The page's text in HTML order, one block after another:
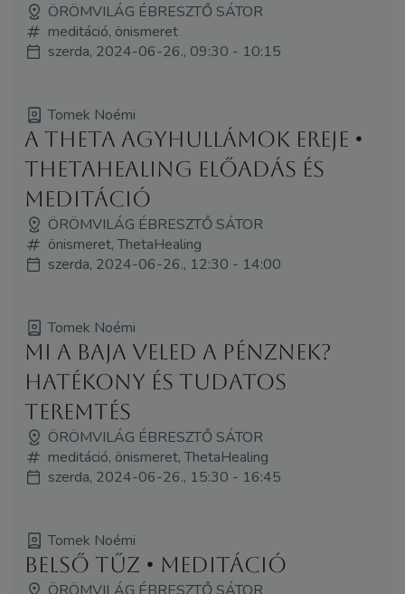
ÖRÖMVILÁG ÉBRESZTŐ SÁTOR
meditáció, önismeret
szerda, 2024-06-26., 09:30 - 10:15
Tomek Noémi
A theta agyhullámok ereje •
ThetaHealing előadás és
meditáció
ÖRÖMVILÁG ÉBRESZTŐ SÁTOR
önismeret, ThetaHealing
szerda, 2024-06-26., 12:30 - 14:00
Tomek Noémi
Mi a baja veled a pénznek?
Hatékony és tudatos
teremtés
ÖRÖMVILÁG ÉBRESZTŐ SÁTOR
meditáció, önismeret, ThetaHealing
szerda, 2024-06-26., 15:30 - 16:45
Tomek Noémi
Belső tűz • meditáció